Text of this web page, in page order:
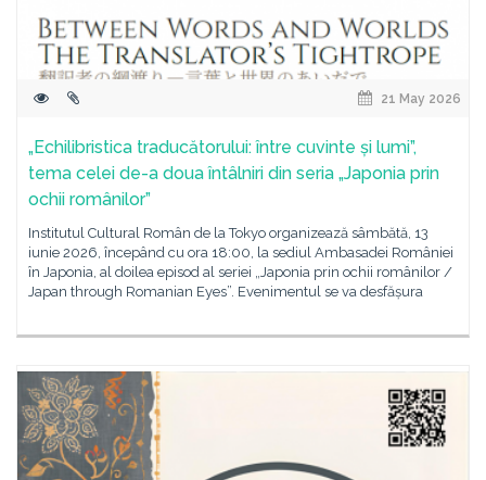
21 May 2026
„Echilibristica traducătorului: între cuvinte și lumi”,
tema celei de-a doua întâlniri din seria „Japonia prin
ochii românilor”
Institutul Cultural Român de la Tokyo organizează sâmbătă, 13
iunie 2026, începând cu ora 18:00, la sediul Ambasadei României
în Japonia, al doilea episod al seriei „Japonia prin ochii românilor /
Japan through Romanian Eyes”. Evenimentul se va desfășura